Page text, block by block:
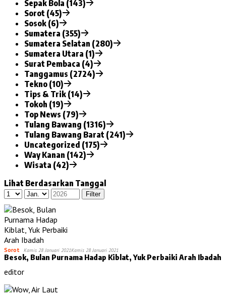
Sepak Bola (143)
Sorot (45)
Sosok (6)
Sumatera (355)
Sumatera Selatan (280)
Sumatera Utara (1)
Surat Pembaca (4)
Tanggamus (2724)
Tekno (10)
Tips & Trik (14)
Tokoh (19)
Top News (79)
Tulang Bawang (1316)
Tulang Bawang Barat (241)
Uncategorized (175)
Way Kanan (142)
Wisata (42)
Lihat Berdasarkan Tanggal
Sorot Kamis 28 Januari 2021Kamis 28 Januari 2021
Besok, Bulan Purnama Hadap Kiblat, Yuk Perbaiki Arah Ibadah
editor